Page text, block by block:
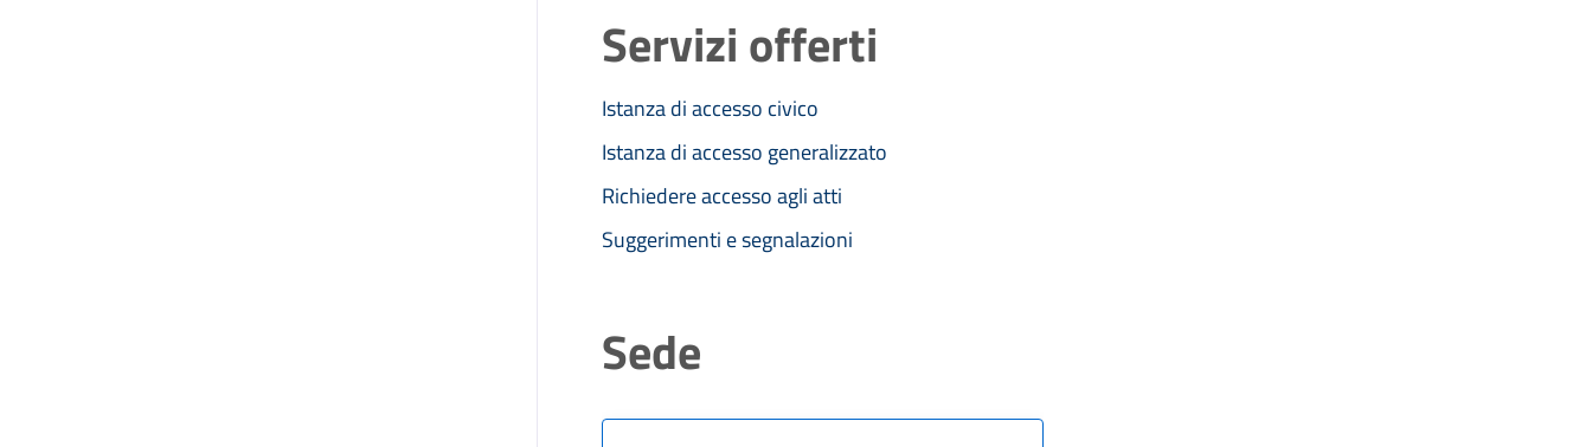
Servizi offerti
Istanza di accesso civico
Istanza di accesso generalizzato
Richiedere accesso agli atti
Suggerimenti e segnalazioni
Sede